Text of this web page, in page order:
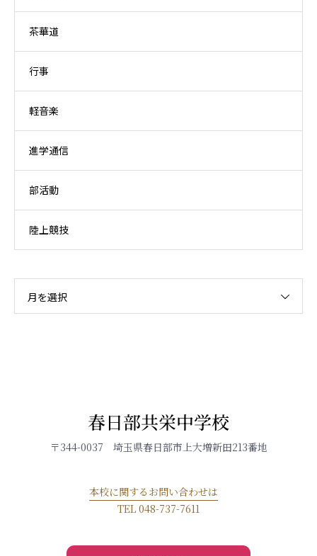
茶華道
行事
軽音楽
進学通信
部活動
陸上競技
月を選択
春日部共栄中学校
〒344-0037 埼玉県春日部市上大増新田213番地
本校に関するお問い合わせは
TEL 048-737-7611